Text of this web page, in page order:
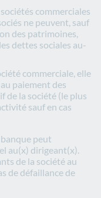
commerciales
ne peuvent, sauf
des patrimoines,
dettes sociales au-
commerciale, elle
paiement des
de la société (le plus
sauf en cas
peut
au(x) dirigeant(x).
de la société au
de défaillance de